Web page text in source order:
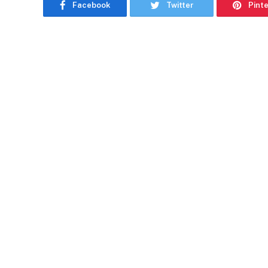
Facebook Twitter